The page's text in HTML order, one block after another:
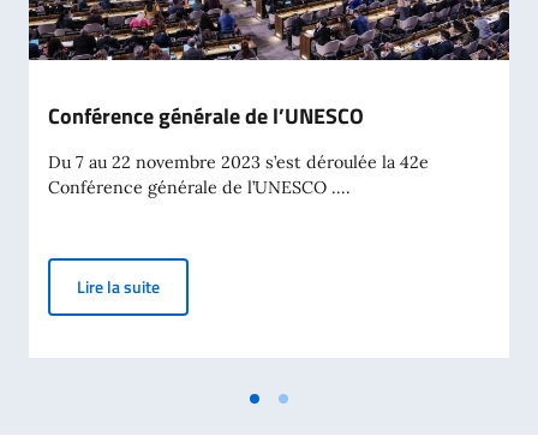
Conférence générale de l’UNESCO
Du 7 au 22 novembre 2023 s’est déroulée la 42e
Conférence générale de l’UNESCO ....
Lire la suiteConférence générale de l’UNESCO